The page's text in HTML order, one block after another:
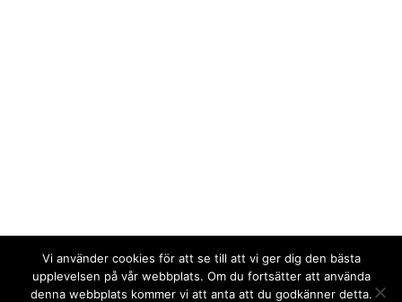
Vi använder cookies för att se till att vi ger dig den bästa
upplevelsen på vår webbplats. Om du fortsätter att använda
denna webbplats kommer vi att anta att du godkänner detta.